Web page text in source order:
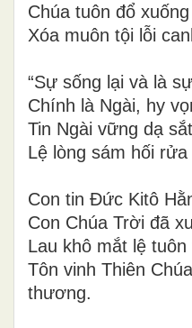
Chúa tuôn đổ
Xóa muôn tội lỗi
“Sự sống lại và là
Chính là Ngài, hy
Tin Ngài vững dạ
Lệ lòng sám hối
Con tin Đức Kitô
Con Chúa Trời đã
Lau khô mắt lệ tuôn
Tôn vinh Thiên
thương.